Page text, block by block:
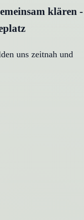
klären -
uns zeitnah und